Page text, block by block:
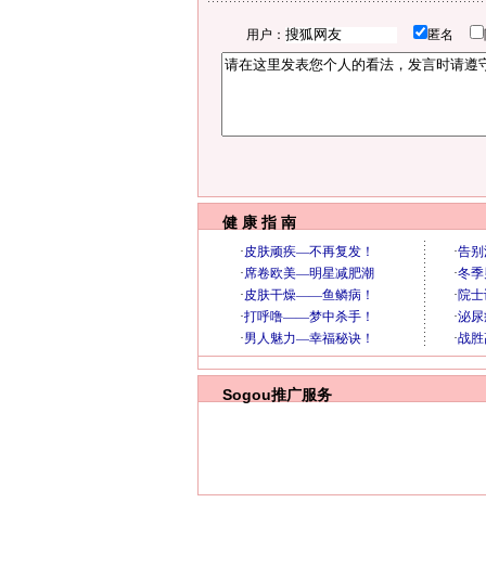
用户： 匿名
健 康 指 南
Sogou推广服务